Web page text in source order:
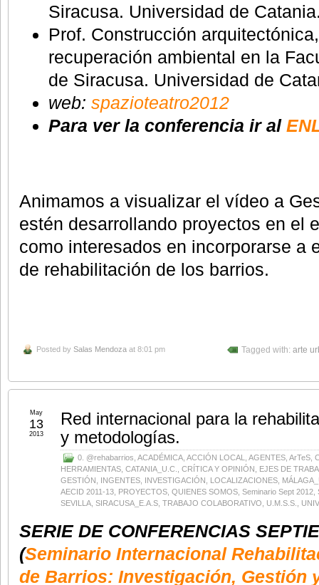
Siracusa. Universidad de
Prof. Construcción
recuperación ambiental en la
de Siracusa. Universidad de
web: spazioteatro2012
Para ver la conferencia ir al
Animamos a visualizar el vídeo a
estén desarrollando proyectos en el
como interesados en incorporarse a
de rehabilitación de los barrios.
Posted by Salas Mendoza at 8:01 pm Tagged with: arte
Red internacional para la
y metodologías.
0. @rehabarrios ACADÉMICA ACCIÓN LOCAL AGENTES ArTeS
HERRAMIENTAS CATANIA_U.C. CRÍTICA Y OPINIÓN
EJES DE
GESTIÓN
INGENTES INVESTIGACIÓN LOCALIZACIONES
AECID 2011-13 PROYECTOS QUIENES SOMOS Seminario Sept 2012
SEVILLA SIRACUSA_E.A.S TRABAJO COLABORATIVO U.M.S.S.
May
13
2013
SERIE DE CONFERENCIAS
(Seminario Internacional
de Barrios: Investigación, Gestión